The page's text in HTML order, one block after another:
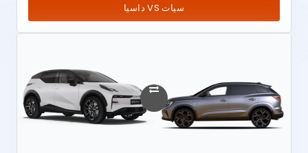
سيات VS داسيا